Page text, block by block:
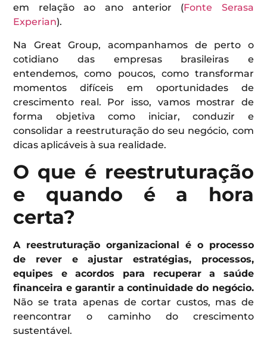
em relação ao ano anterior (Fonte Serasa
Experian).
Na Great Group, acompanhamos de perto o
cotidiano das empresas brasileiras e
entendemos, como poucos, como transformar
momentos difíceis em oportunidades de
crescimento real. Por isso, vamos mostrar de
forma objetiva como iniciar, conduzir e
consolidar a reestruturação do seu negócio, com
dicas aplicáveis à sua realidade.
O que é reestruturação
e quando é a hora
certa?
A reestruturação organizacional é o processo
de rever e ajustar estratégias, processos,
equipes e acordos para recuperar a saúde
financeira e garantir a continuidade do negócio.
Não se trata apenas de cortar custos, mas de
reencontrar o caminho do crescimento
sustentável.